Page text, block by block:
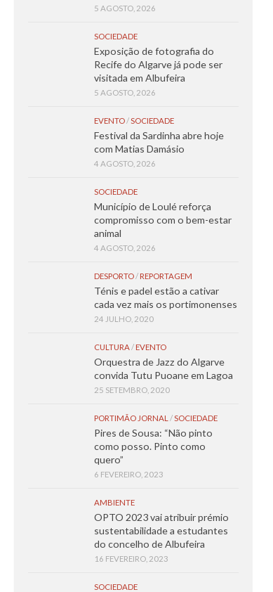
5 AGOSTO, 2026
SOCIEDADE
Exposição de fotografia do
Recife do Algarve já pode ser
visitada em Albufeira
5 AGOSTO, 2026
EVENTO/SOCIEDADE
Festival da Sardinha abre hoje
com Matias Damásio
4 AGOSTO, 2026
SOCIEDADE
Município de Loulé reforça
compromisso com o bem-estar
animal
4 AGOSTO, 2026
DESPORTO/ REPORTAGEM
Ténis e padel estão a cativar
cada vez mais os portimonenses
24 JULHO, 2020
CULTURA/ EVENTO
Orquestra de Jazz do Algarve
convida Tutu Puoane em Lagoa
25 SETEMBRO, 2020
PORTIMÃO JORNAL /SOCIEDADE
Pires de Sousa: “Não pinto
como posso. Pinto como
quero”
6 FEVEREIRO, 2023
AMBIENTE
OPTO 2023 vai atribuir prémio
sustentabilidade a estudantes
do concelho de Albufeira
16 FEVEREIRO, 2023
SOCIEDADE